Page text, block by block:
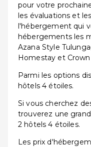
pour votre
les évaluations et
l'hébergement qui
hébergements les
Azana Style
Homestay et
Parmi les options
hôtels 4 étoiles.
Si vous cherchez
trouverez une
2 hôtels 4 étoiles.
Les prix